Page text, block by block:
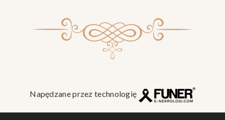
Napędzane przez technologię